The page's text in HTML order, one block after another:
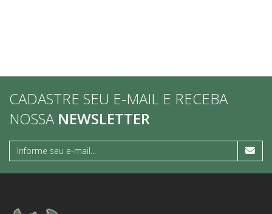
CADASTRE SEU E-MAIL E RECEBA
NOSSA NEWSLETTER